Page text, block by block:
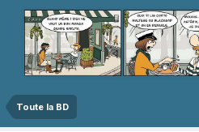
Toute la BD